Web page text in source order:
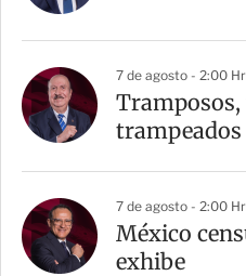
7 de agosto - 2:00
trampeados
7 de agosto - 2:00
México
exhibe